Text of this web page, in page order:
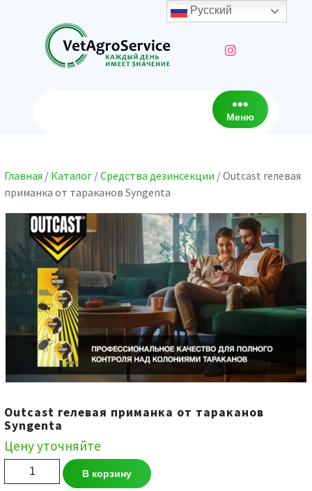
содержимому
Меню
Главная / Каталог /Средства дезинсекции / Outcast гелевая
приманка от тараканов Syngenta
Outcast гелевая приманка от тараканов
Syngenta
Цену уточняйте
Количество
товара
В корзину
Русский